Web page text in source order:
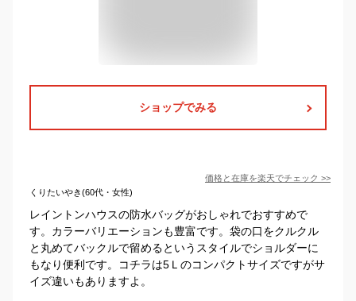
ショップでみる
価格と在庫を楽天でチェック >>
くりたいやき(60代・女性)
レイントンハウスの防水バッグがおしゃれでおすすめで
す。カラーバリエーションも豊富です。袋の口をクルクル
と丸めてバックルで留めるというスタイルでショルダーに
もなり便利です。コチラは5Ｌのコンパクトサイズですがサ
イズ違いもありますよ。